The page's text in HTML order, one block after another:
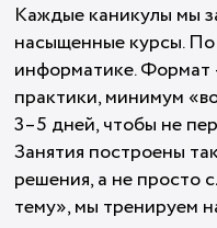
Каждые каникулы мы
насыщенные курсы.
информатике.
практики, минимум
3–5 дней, чтобы не
Занятия построены
решения, а не просто
тему», мы тренируем